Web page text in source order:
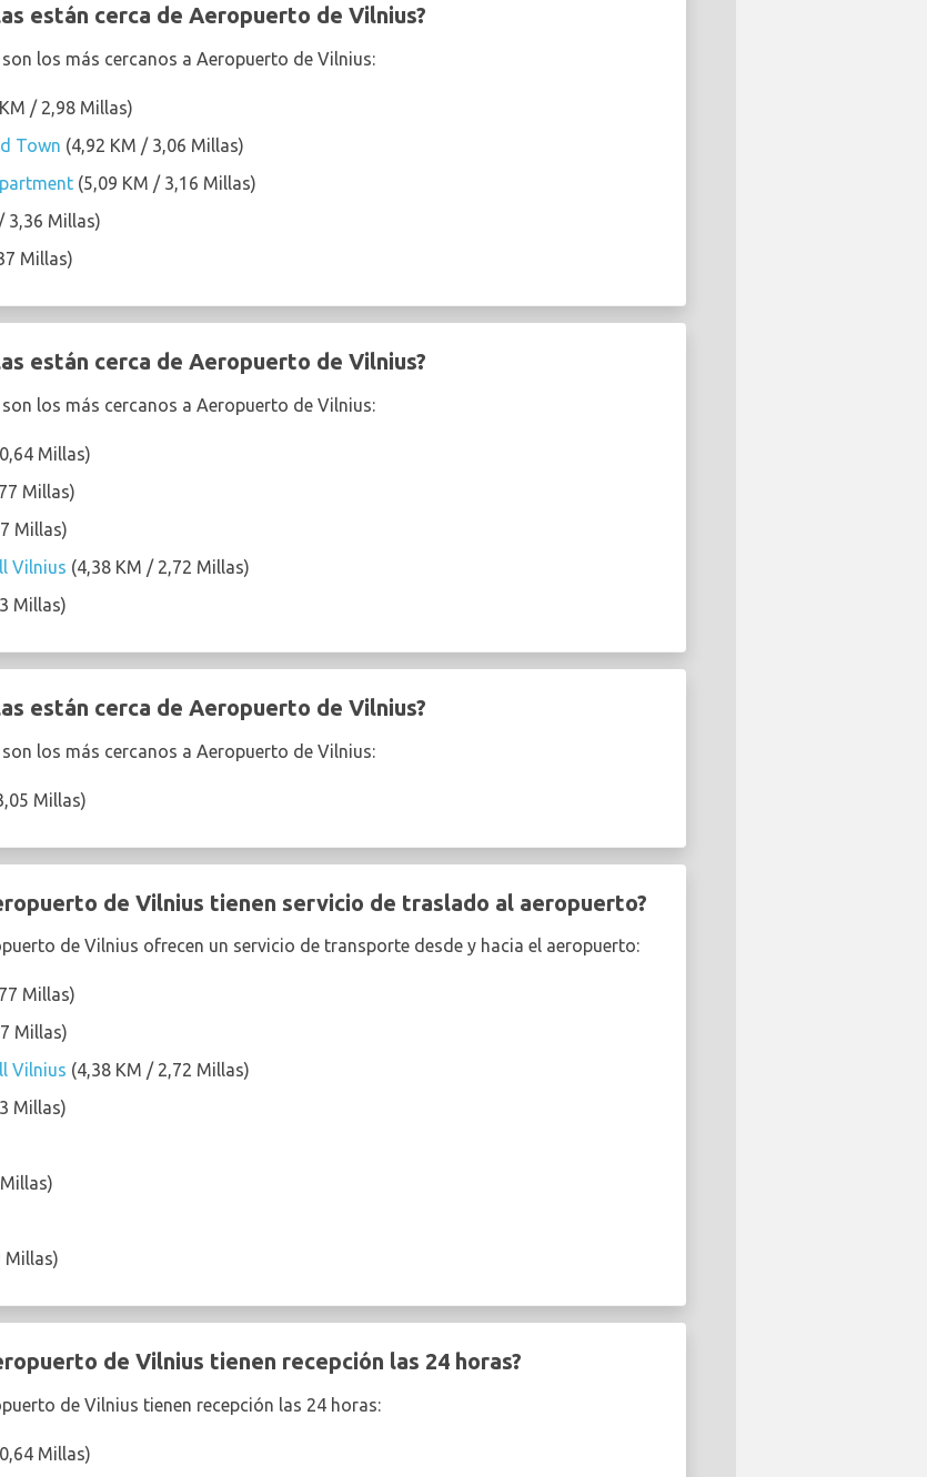
están cerca de Aeropuerto de Vilnius?
los más cercanos a Aeropuerto de Vilnius:
/ 2,98 Millas)
Town (4,92 KM / 3,06 Millas)
(5,09 KM / 3,16 Millas)
3,36 Millas)
Millas)
están cerca de Aeropuerto de Vilnius?
los más cercanos a Aeropuerto de Vilnius:
Millas)
Millas)
Millas)
Vilnius (4,38 KM / 2,72 Millas)
Millas)
están cerca de Aeropuerto de Vilnius?
los más cercanos a Aeropuerto de Vilnius:
Millas)
de Vilnius tienen servicio de traslado al aeropuerto?
de Vilnius ofrecen un servicio de transporte desde y hacia el aeropuerto:
Millas)
Millas)
Vilnius (4,38 KM / 2,72 Millas)
Millas)
Millas)
de Vilnius tienen recepción las 24 horas?
de Vilnius tienen recepción las 24 horas:
Millas)